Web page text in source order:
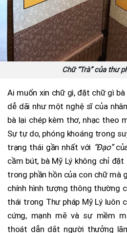
Chữ “Trà” của thư
Ai muốn xin chữ gì, đặt chữ gì bà
dễ dãi như một nghệ sĩ của
bà lại chép kèm thơ, nhạc theo
Sự tự do, phóng khoáng trong
trạng thái gần nhất với “Đạo”
cầm bút, bà Mỹ Lý không chỉ
trong phần hồn của con chữ mà
chính hình tượng thông thường
thái trong Thư pháp Mỹ Lý luôn
cứng, mạnh mẽ và sự mềm
thoát dẫn dắt người thưởng